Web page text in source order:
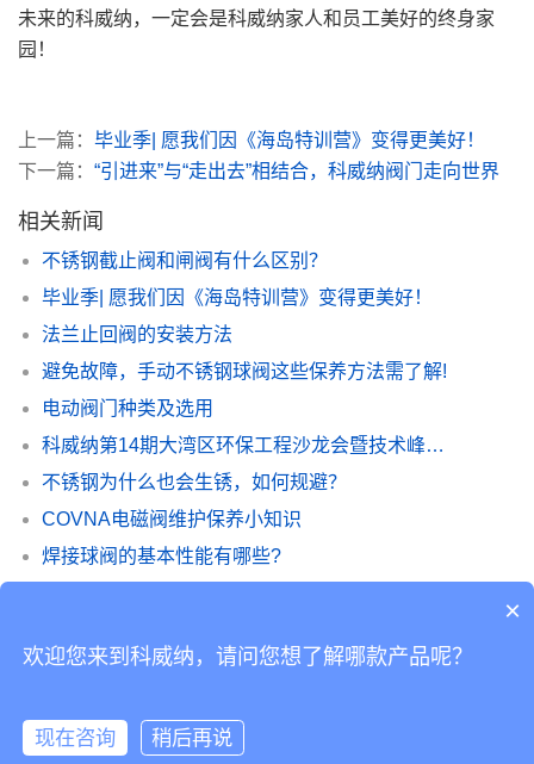
未来的科威纳，一定会是科威纳家人和员工美好的终身家
园！
上一篇： 毕业季| 愿我们因《海岛特训营》变得更美好！
下一篇： “引进来”与“走出去”相结合，科威纳阀门走向世界
相关新闻
不锈钢截止阀和闸阀有什么区别？
毕业季| 愿我们因《海岛特训营》变得更美好！
法兰止回阀的安装方法
避免故障，手动不锈钢球阀这些保养方法需了解!
电动阀门种类及选用
科威纳第14期大湾区环保工程沙龙会暨技术峰会完美谢幕
不锈钢为什么也会生锈，如何规避？
COVNA电磁阀维护保养小知识
焊接球阀的基本性能有哪些?
Copyright © 2019 版权所有粤ICP备14038760号-2
自动化有限公司
×
欢迎您来到科威纳，请问您想了解哪款产品呢？
现在咨询
稍后再说